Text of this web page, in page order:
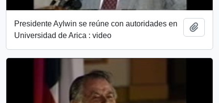
Presidente Aylwin se reúne con autoridades en
Universidad de Arica : video